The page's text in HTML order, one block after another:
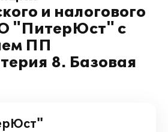
и налогового
"ПитерЮст" с
ПП
8. Базовая